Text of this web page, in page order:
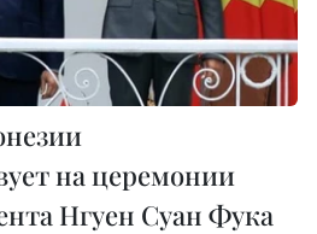
на церемонии
Нгуен Суан Фука